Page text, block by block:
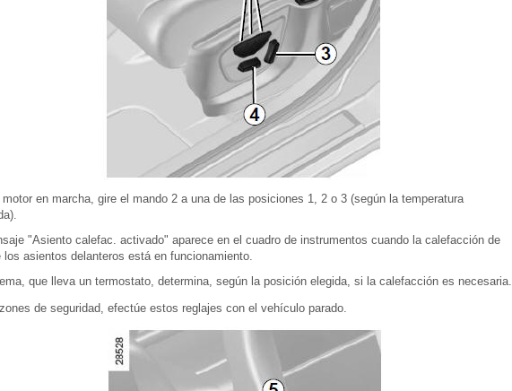
motor en marcha, gire el mando 2 a una de las posiciones 1, 2 o 3 (según la temperatura
"Asiento calefac. activado" aparece en el cuadro de instrumentos cuando la calefacción de
los asientos delanteros está en funcionamiento.
que lleva un termostato, determina, según la posición elegida, si la calefacción es necesaria.
de seguridad, efectúe estos reglajes con el vehículo parado.